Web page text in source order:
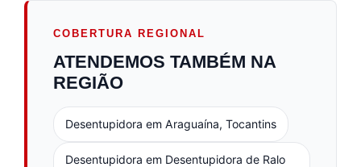
COBERTURA REGIONAL
ATENDEMOS TAMBÉM NA
REGIÃO
Desentupidora em Araguaína, Tocantins
Desentupidora em Desentupidora de Ralo